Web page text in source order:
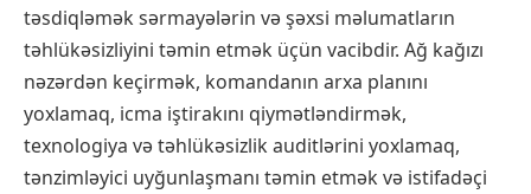
təsdiqləmək sərmayələrin və şəxsi məlumatların
təhlükəsizliyini təmin etmək üçün vacibdir. Ağ kağızı
nəzərdən keçirmək, komandanın arxa planını
yoxlamaq, icma iştirakını qiymətləndirmək,
texnologiya və təhlükəsizlik auditlərini yoxlamaq,
tənzimləyici uyğunlaşmanı təmin etmək və istifadəçi